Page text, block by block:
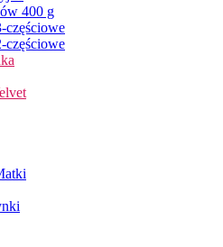
400 g
częściowe
częściowe